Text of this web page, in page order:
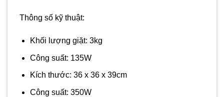
Thông số kỹ thuật:
Khối lượng giặt: 3kg
Công suất: 135W
Kích thước: 36 x 36 x 39cm
Công suất: 350W